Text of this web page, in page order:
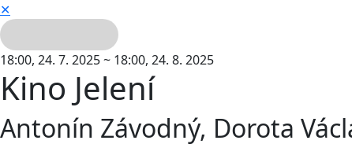
✕
18:00, 24. 7. 2025 ~ 18:00, 24. 8. 2025
Kino Jelení
Antonín Závodný, Dorota